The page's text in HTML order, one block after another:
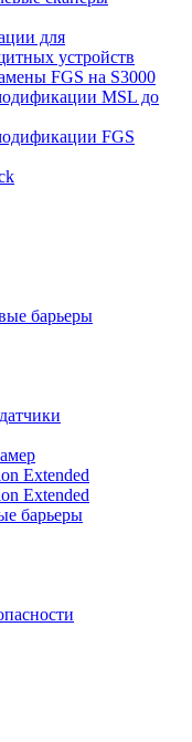
для
устройств
FGS на S3000
MSL до
FGS
барьеры
Extended
Extended
барьеры